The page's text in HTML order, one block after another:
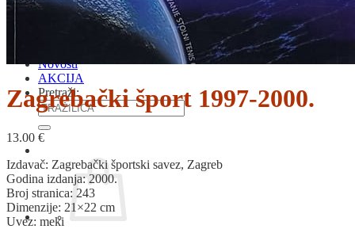
ZAGREB
ZEMLJOVIDI
Novosti
AKCIJA
Pretraži:
Zagrebački šport 1997-2000.
13.00 €
Izdavač: Zagrebački športski savez, Zagreb
Godina izdanja: 2000.
Broj stranica: 243
Dimenzije: 21×22 cm
Uvez: meki